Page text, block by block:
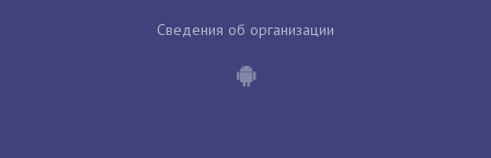
Сведения об организации